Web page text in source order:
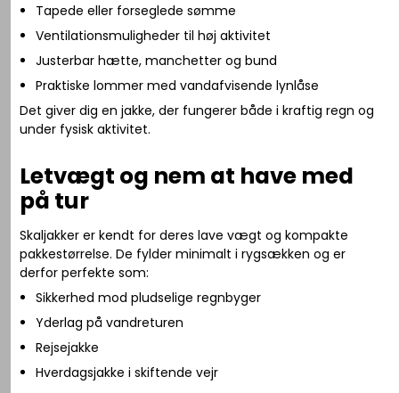
Tapede eller forseglede sømme
Ventilationsmuligheder til høj aktivitet
Justerbar hætte, manchetter og bund
Praktiske lommer med vandafvisende lynlåse
Det giver dig en jakke, der fungerer både i kraftig regn og
under fysisk aktivitet.
Letvægt og nem at have med
på tur
Skaljakker er kendt for deres lave vægt og kompakte
pakkestørrelse. De fylder minimalt i rygsækken og er
derfor perfekte som:
Sikkerhed mod pludselige regnbyger
Yderlag på vandreturen
Rejsejakke
Hverdagsjakke i skiftende vejr